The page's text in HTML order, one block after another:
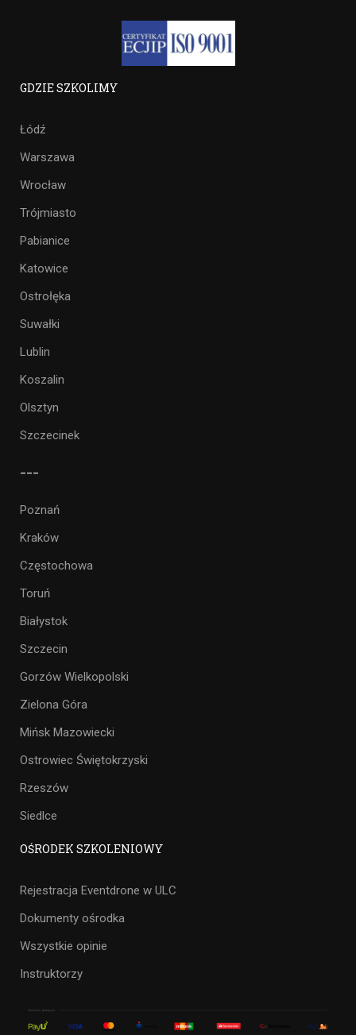
GDZIE SZKOLIMY
Łódź
Warszawa
Wrocław
Trójmiasto
Pabianice
Katowice
Ostrołęka
Suwałki
Lublin
Koszalin
Olsztyn
Szczecinek
Poznań
Kraków
Częstochowa
Toruń
Białystok
Szczecin
Gorzów Wielkopolski
Zielona Góra
Mińsk Mazowiecki
Ostrowiec Świętokrzyski
Rzeszów
Siedlce
OŚRODEK SZKOLENIOWY
Rejestracja Eventdrone w ULC
Dokumenty ośrodka
Wszystkie opinie
Instruktorzy